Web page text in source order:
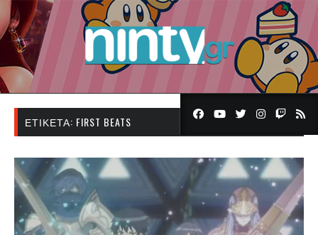
ΕΤΙΚΈΤΑ: FIRST BEATS